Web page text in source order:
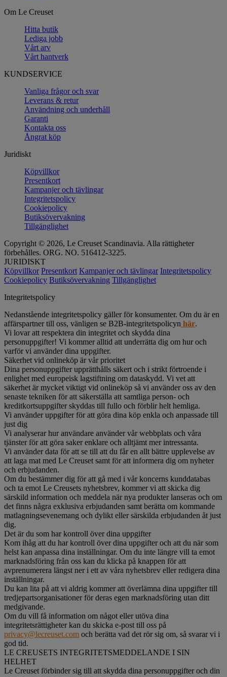
Om Le Creuset
Hitta butik
Lediga jobb
Vårt arv
Vårt hantverk
KUNDSERVICE
Vanliga frågor och svar
Leverans & retur
Användning och underhåll
Garanti
Kontakta oss
Ångrat köp
Juridiskt
Köpvillkor
Presentkort
Kampanjer och tävlingar
Integritetspolicy
Cookiepolicy
Butiksövervakning
Tillgänglighet
Copyright © 2026, Le Creuset Scandinavia. Alla rättigheter
förbehålles. ORG. NO. 516412-3225.
JURIDISKT
Köpvillkor Presentkort Kampanjer och tävlingar Integritetspolicy
Cookiepolicy Butiksövervakning Tillgänglighet
Integritetspolicy
Nedanstående integritetspolicy gäller för konsumenter. Om du är en
affärspartner till oss, vänligen se B2B-integritetspolicyn här.
Vi lovar att respektera din integritet och skydda dina
personuppgifter! Vi kommer alltid att underrätta dig om hur och
varför vi använder dina uppgifter.
Säkerhet vid onlineköp är vår prioritet
Dina personuppgifter upprätthålls säkert och i strikt förtroende i
enlighet med europeisk lagstiftning om dataskydd. Vi vet att
säkerhet är mycket viktigt vid onlineköp så vi använder oss av den
senaste tekniken för att säkerställa att samtliga person- och
kreditkortsuppgifter skyddas till fullo och förblir helt hemliga.
Vi använder uppgifter för att göra dina köp enkla och anpassade till
just dig
Vi analyserar hur användare använder vår webbplats och våra
tjänster för att göra saker enklare och alltjämt mer intressanta.
Vi använder data för att se till att du får en allt bättre upplevelse av
att laga mat med Le Creuset samt för att informera dig om nyheter
och erbjudanden.
Om du bestämmer dig för att gå med i vår koncerns kunddatabas
och ta emot Le Creusets nyhetsbrev, kommer vi att skicka dig
särskild information och meddela när nya produkter lanseras och om
det finns några exklusiva erbjudanden samt berätta om kommande
matlagningsevenemang och dylikt eller särskilda erbjudanden åt just
dig.
Det är du som har kontroll över dina uppgifter
Kom ihåg att du har kontroll över dina uppgifter och att du när som
helst kan anpassa dina inställningar. Om du inte längre vill ta emot
marknadsföring från oss kan du klicka på knappen för att
avprenumerera längst ner i ett av våra nyhetsbrev eller redigera dina
inställningar.
Du kan lita på att vi aldrig kommer att överlämna dina uppgifter till
tredjepartsorganisationer för deras egen marknadsföring utan ditt
medgivande.
Om du vill få information om något eller utöva dina
integritetsrättigheter kan du skicka e-post till oss på
privacy@lecreuset.com och berätta vad det rör sig om, så svarar vi i
god tid.
LE CREUSETS INTEGRITETSMEDDELANDE I SIN
HELHET
Le Creuset förbinder sig till att skydda dina personuppgifter och din